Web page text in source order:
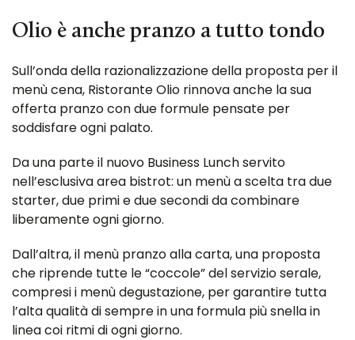
Olio è anche pranzo a tutto tondo
Sull’onda della razionalizzazione della proposta per il
menù cena, Ristorante Olio rinnova anche la sua
offerta pranzo con due formule pensate per
soddisfare ogni palato.
Da una parte il nuovo Business Lunch servito
nell’esclusiva area bistrot: un menù a scelta tra due
starter, due primi e due secondi da combinare
liberamente ogni giorno.
Dall’altra, il menù pranzo alla carta, una proposta
che riprende tutte le “coccole” del servizio serale,
compresi i menù degustazione, per garantire tutta
l’alta qualità di sempre in una formula più snella in
linea coi ritmi di ogni giorno.